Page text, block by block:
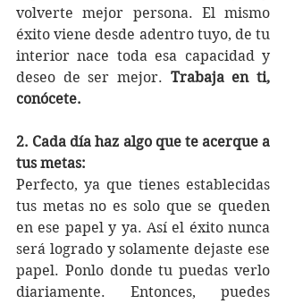
volverte mejor persona. El mismo
éxito viene desde adentro tuyo, de tu
interior nace toda esa capacidad y
deseo de ser mejor. Trabaja en ti,
conócete.
2. Cada día haz algo que te acerque a
tus metas:
Perfecto, ya que tienes establecidas
tus metas no es solo que se queden
en ese papel y ya. Así el éxito nunca
será logrado y solamente dejaste ese
papel. Ponlo donde tu puedas verlo
diariamente. Entonces, puedes